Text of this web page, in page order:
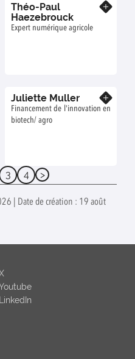
Théo-Paul
Haezebrouck
Expert numérique agricole
Juliette Muller
Financement de l'innovation en
biotech/ agro
3 4
| Date de création : 19 août
LinkedIn